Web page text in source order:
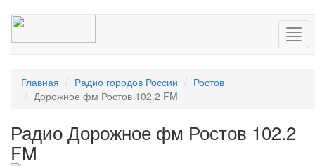
Главная Радио городов России
Ростов
Дорожное фм Ростов 102.2 FM
Радио Дорожное фм Ростов 102.2
FM